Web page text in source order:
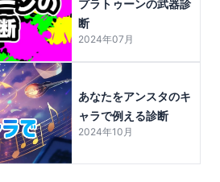
プラトゥーンの武器診
断
2024年07月
あなたをアンスタのキ
ャラで例える診断
2024年10月